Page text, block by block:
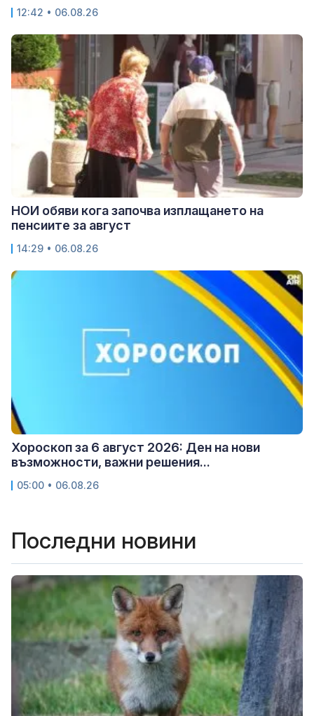
12:42 • 06.08.26
НОИ обяви кога започва изплащането на
пенсиите за август
14:29 • 06.08.26
Хороскоп за 6 август 2026: Ден на нови
възможности, важни решения...
05:00 • 06.08.26
Последни новини